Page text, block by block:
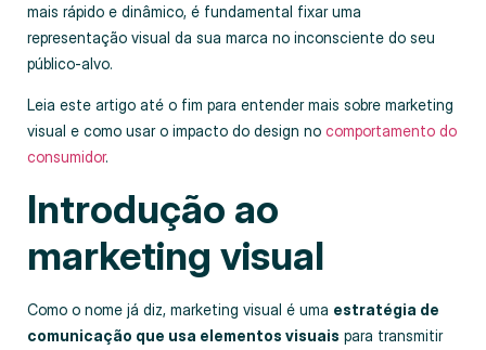
mais rápido e dinâmico, é fundamental fixar uma
representação visual da sua marca no inconsciente do seu
público-alvo.
Leia este artigo até o fim para entender mais sobre marketing
visual e como usar o impacto do design no comportamento do
consumidor.
Introdução ao
marketing visual
Como o nome já diz, marketing visual é uma estratégia de
comunicação que usa elementos visuais para transmitir